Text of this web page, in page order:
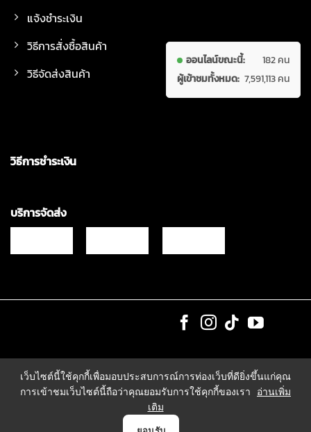
แจ้งชำระเงิน
วิธีการสั่งซื้อสินค้า
วิธีจัดส่งสินค้า
ออนไลน์ขณะนี้:
182 คน
ผู้เข้าชมทั้งหมด: 7,591,113 คน
วิธีการชำระเงิน
บริการจัดส่ง
เว็บไซต์นี้ใช้คุกกี้เพื่อมอบประสบการณ์การท่องเว็บที่ดียิ่งขึ้นแก่คุณ
การเข้าชมเว็บไซต์นี้ถือว่าคุณยอมรับการใช้คุกกี้ของเรา
อ่านเพิ่ม
เติม